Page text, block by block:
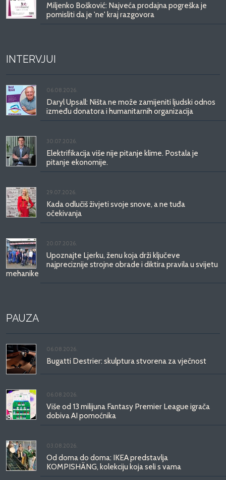
Miljenko Bošković: Najveća prodajna pogreška je
pomisliti da je 'ne' kraj razgovora
INTERVJUI
06.08.2026.
Daryl Upsall: Ništa ne može zamijeniti ljudski odnos
između donatora i humanitarnih organizacija
30.07.2026.
Elektrifikacija više nije pitanje klime. Postala je
pitanje ekonomije.
29.07.2026.
Kada odlučiš živjeti svoje snove, a ne tuđa
očekivanja
20.07.2026.
Upoznajte Ljerku, ženu koja drži ključeve
najpreciznije strojne obrade i diktira pravila u svijetu
mehanike
PAUZA
06.08.2026.
Bugatti Destrier: skulptura stvorena za vječnost
06.08.2026.
Više od 13 milijuna Fantasy Premier League igrača
dobiva AI pomoćnika
03.08.2026.
Od doma do doma: IKEA predstavlja
KOMPISHÄNG, kolekciju koja seli s vama